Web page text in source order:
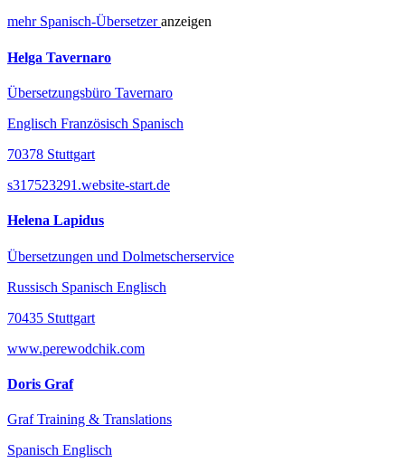
mehr Spanisch-Übersetzeranzeigen
Helga Tavernaro
Übersetzungsbüro Tavernaro
Englisch Französisch Spanisch
70378 Stuttgart
s317523291.website-start.de
Helena Lapidus
Übersetzungen und Dolmetscherservice
Russisch Spanisch Englisch
70435 Stuttgart
www.perewodchik.com
Doris Graf
Graf Training & Translations
Spanisch Englisch